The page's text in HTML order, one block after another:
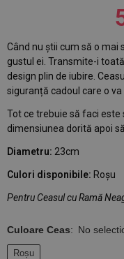
Când nu știi cum să o mai
gustul ei. Transmite-i
design plin de iubire.
siguranță cadoul care o
Tot ce trebuie să faci
dimensiunea dorită apoi
Diametru: 23cm
Culori disponibile: Roșu
Pentru Ceasul cu Ramă
Culoare Ceas: No
Roșu